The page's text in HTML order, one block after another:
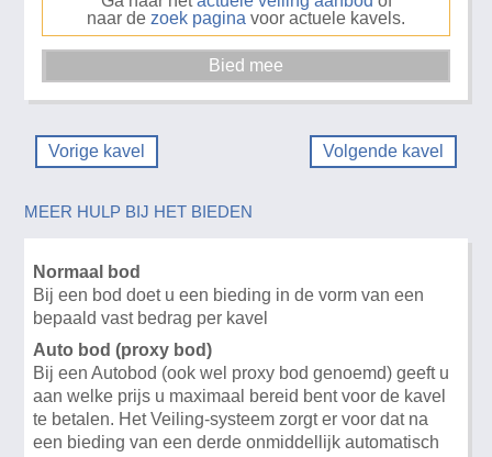
naar de zoek pagina voor actuele kavels.
Vorige kavel Volgende kavel
MEER HULP BIJ HET BIEDEN
Normaal bod
Bij een bod doet u een bieding in de vorm van een
bepaald vast bedrag per kavel
Auto bod (proxy bod)
Bij een Autobod (ook wel proxy bod genoemd) geeft u
aan welke prijs u maximaal bereid bent voor de kavel
te betalen. Het Veiling-systeem zorgt er voor dat na
een bieding van een derde onmiddellijk automatisch